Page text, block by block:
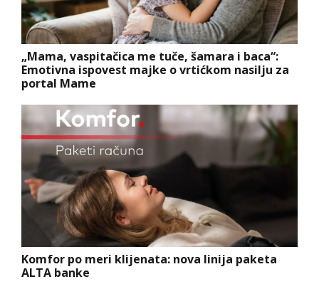
„Mama, vaspitačica me tuče, šamara i baca“:
Emotivna ispovest majke o vrtićkom nasilju za
portal Mame
Komfor po meri klijenata: nova linija paketa
ALTA banke